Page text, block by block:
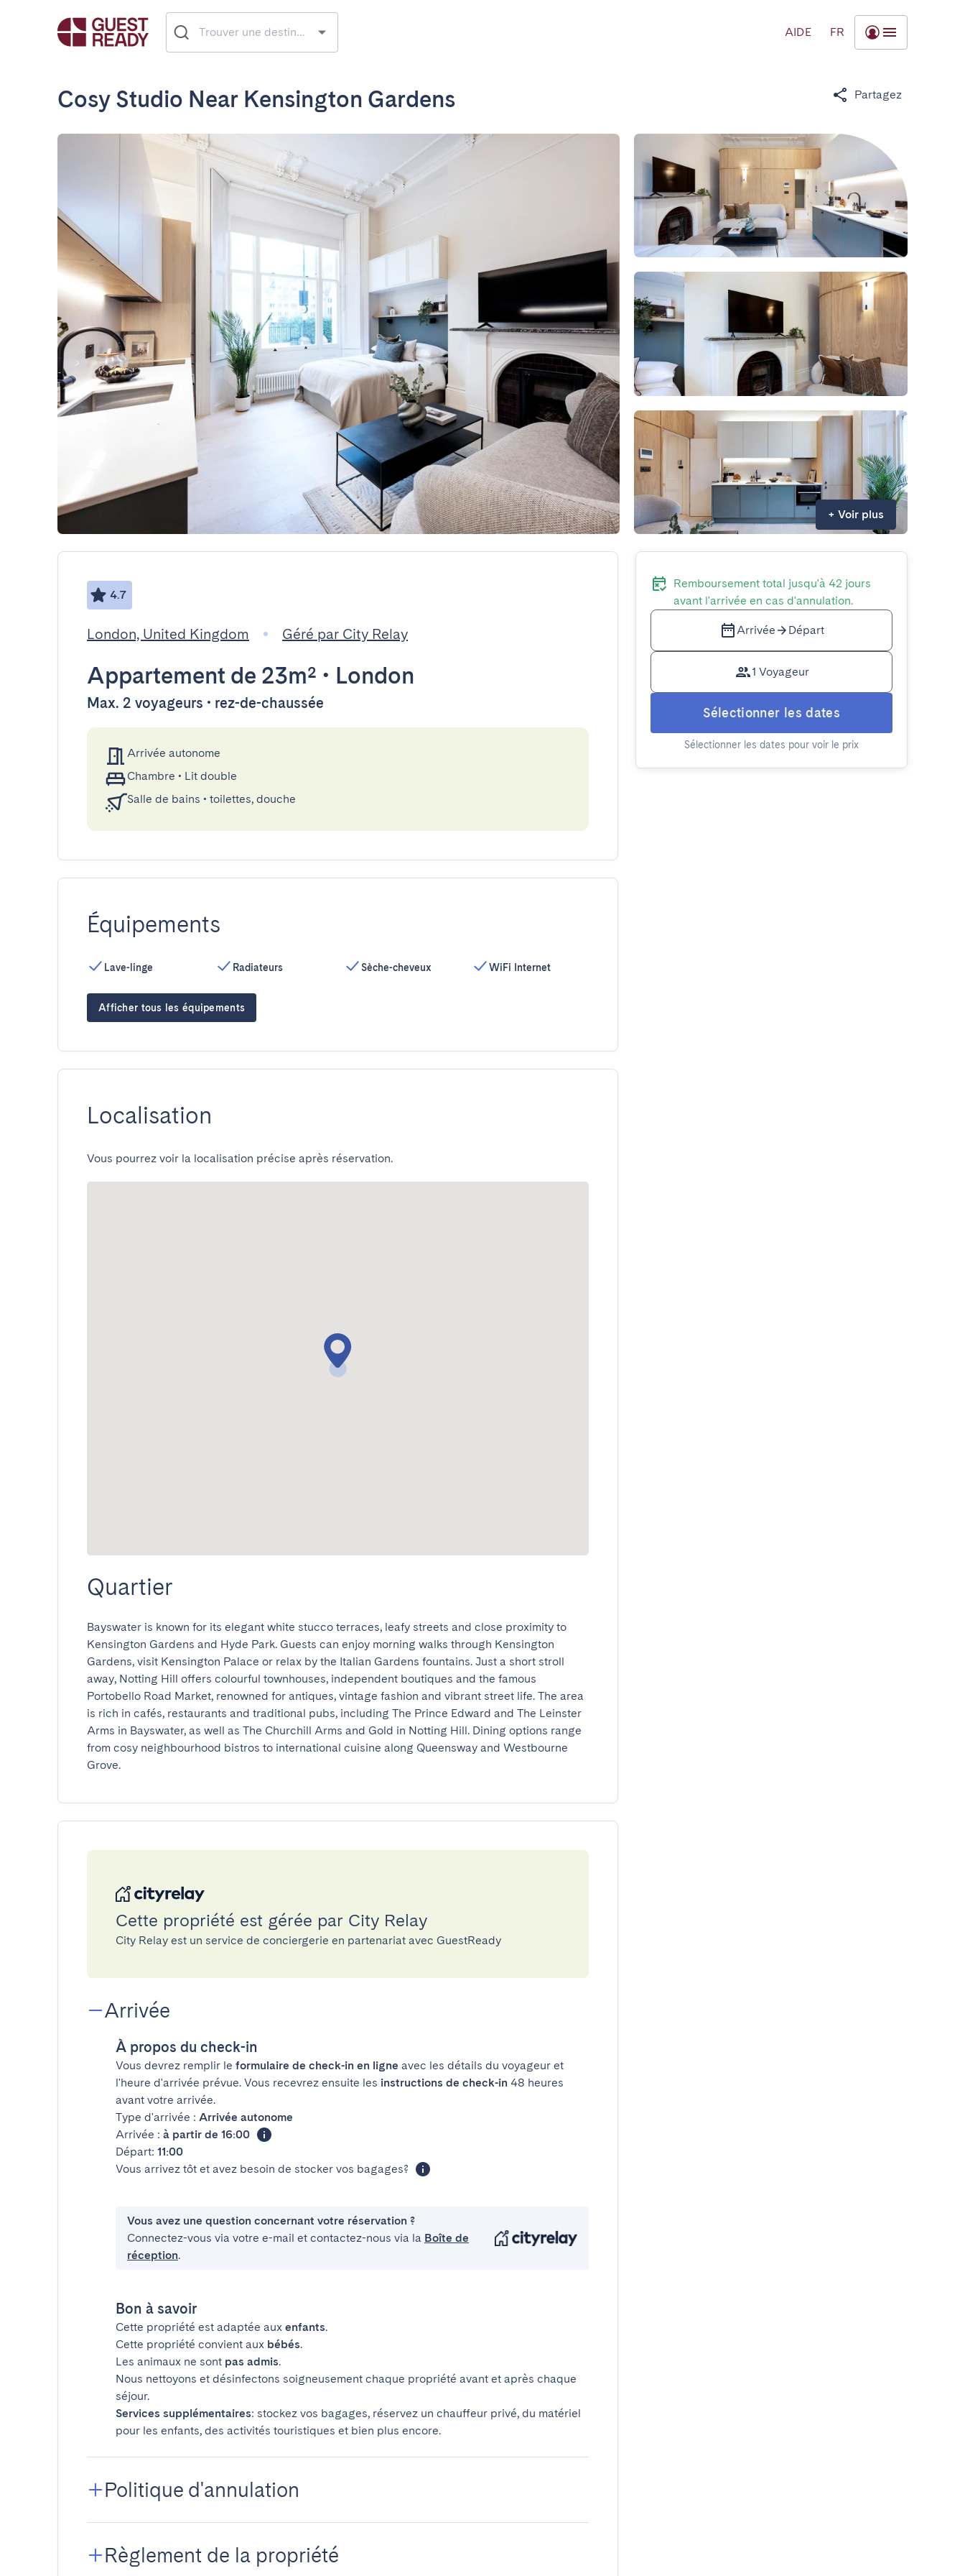
AIDE FR
Cosy Studio Near Kensington Gardens Partagez
+ Voir plus
4.7
London, United Kingdom Géré par City Relay
Appartement de 23m² • London
Max. 2 voyageurs • rez-de-chaussée
Arrivée autonome
Chambre • Lit double
Salle de bains • toilettes, douche
Équipements
Lave-linge Radiateurs Sèche-cheveux WiFi Internet
Afficher tous les équipements
Localisation
Vous pourrez voir la localisation précise après réservation.
Quartier
Bayswater is known for its elegant white stucco terraces, leafy streets and close proximity to
Kensington Gardens and Hyde Park. Guests can enjoy morning walks through Kensington
Gardens, visit Kensington Palace or relax by the Italian Gardens fountains. Just a short stroll
away, Notting Hill offers colourful townhouses, independent boutiques and the famous
Portobello Road Market, renowned for antiques, vintage fashion and vibrant street life. The area
is rich in cafés, restaurants and traditional pubs, including The Prince Edward and The Leinster
Arms in Bayswater, as well as The Churchill Arms and Gold in Notting Hill. Dining options range
from cosy neighbourhood bistros to international cuisine along Queensway and Westbourne
Grove.
Cette propriété est gérée par City Relay
City Relay est un service de conciergerie en partenariat avec GuestReady
Arrivée
À propos du check-in
Vous devrez remplir le formulaire de check-in en ligne avec les détails du voyageur et
l'heure d'arrivée prévue. Vous recevrez ensuite les instructions de check-in 48 heures
avant votre arrivée.
Type d'arrivée : Arrivée autonome
Arrivée : à partir de 16:00
Départ: 11:00
Vous arrivez tôt et avez besoin de stocker vos bagages?
Vous avez une question concernant votre réservation ?
Connectez-vous via votre e-mail et contactez-nous via la Boîte de
réception.
Bon à savoir
Cette propriété est adaptée aux enfants.
Cette propriété convient aux bébés.
Les animaux ne sont pas admis.
Nous nettoyons et désinfectons soigneusement chaque propriété avant et après chaque
séjour.
Services supplémentaires: stockez vos bagages, réservez un chauffeur privé, du matériel
pour les enfants, des activités touristiques et bien plus encore.
Politique d'annulation
Règlement de la propriété
Remboursement total jusqu'à 42 jours
avant l'arrivée en cas d'annulation.
Arrivée Départ
1 Voyageur
Sélectionner les dates
Sélectionner les dates pour voir le prix